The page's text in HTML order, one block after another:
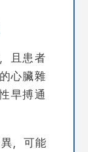
且患者
心臟雜
早搏通
，可能